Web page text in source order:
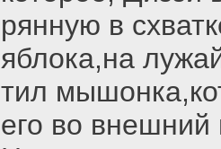
рянную в
яблока,на
тил
его во